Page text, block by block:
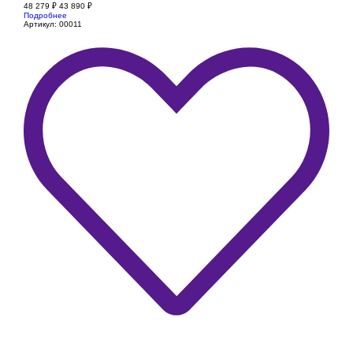
48 279 ₽ 43 890 ₽
Подробнее
Артикул: 00011